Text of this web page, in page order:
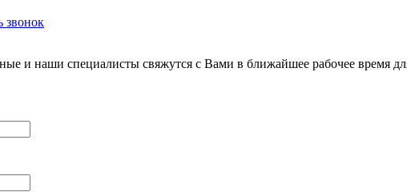
звонок
и наши специалисты свяжутся с Вами в ближайшее рабочее время